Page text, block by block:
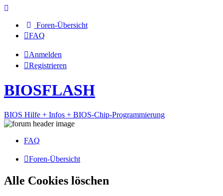
Foren-Übersicht
FAQ
Anmelden
Registrieren
BIOSFLASH
BIOS Hilfe + Infos + BIOS-Chip-Programmierung
FAQ
Foren-Übersicht
Alle Cookies löschen